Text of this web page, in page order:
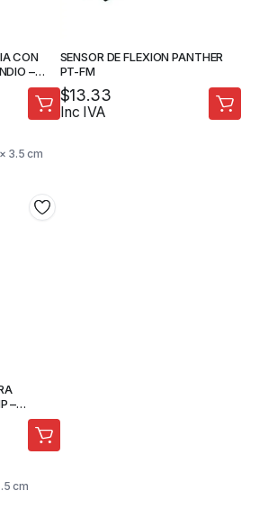
CON
–
3.5 cm
SENSOR DE FLEXION PANTHER
PT-FM
$13.33
Inc IVA
–
cm